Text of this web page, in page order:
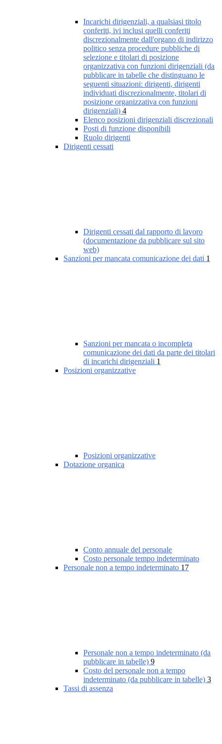
Incarichi dirigenziali, a qualsiasi titolo
conferiti, ivi inclusi quelli conferiti
discrezionalmente dall'organo di indirizzo
politico senza procedure pubbliche di
selezione e titolari di posizione
organizzativa con funzioni dirigenziali (da
pubblicare in tabelle che distinguano le
seguenti situazioni: dirigenti, dirigenti
individuati discrezionalmente, titolari di
posizione organizzativa con funzioni
dirigenziali) 4
Elenco posizioni dirigenziali discrezionali
Posti di funzione disponibili
Ruolo dirigenti
Dirigenti cessati
Dirigenti cessati dal rapporto di lavoro
(documentazione da pubblicare sul sito
web)
Sanzioni per mancata comunicazione dei dati 1
Sanzioni per mancata o incompleta
comunicazione dei dati da parte dei titolari
di incarichi dirigenziali 1
Posizioni organizzative
Posizioni organizzative
Dotazione organica
Conto annuale del personale
Costo personale tempo indeterminato
Personale non a tempo indeterminato 17
Personale non a tempo indeterminato (da
pubblicare in tabelle) 9
Costo del personale non a tempo
indeterminato (da pubblicare in tabelle) 3
Tassi di assenza